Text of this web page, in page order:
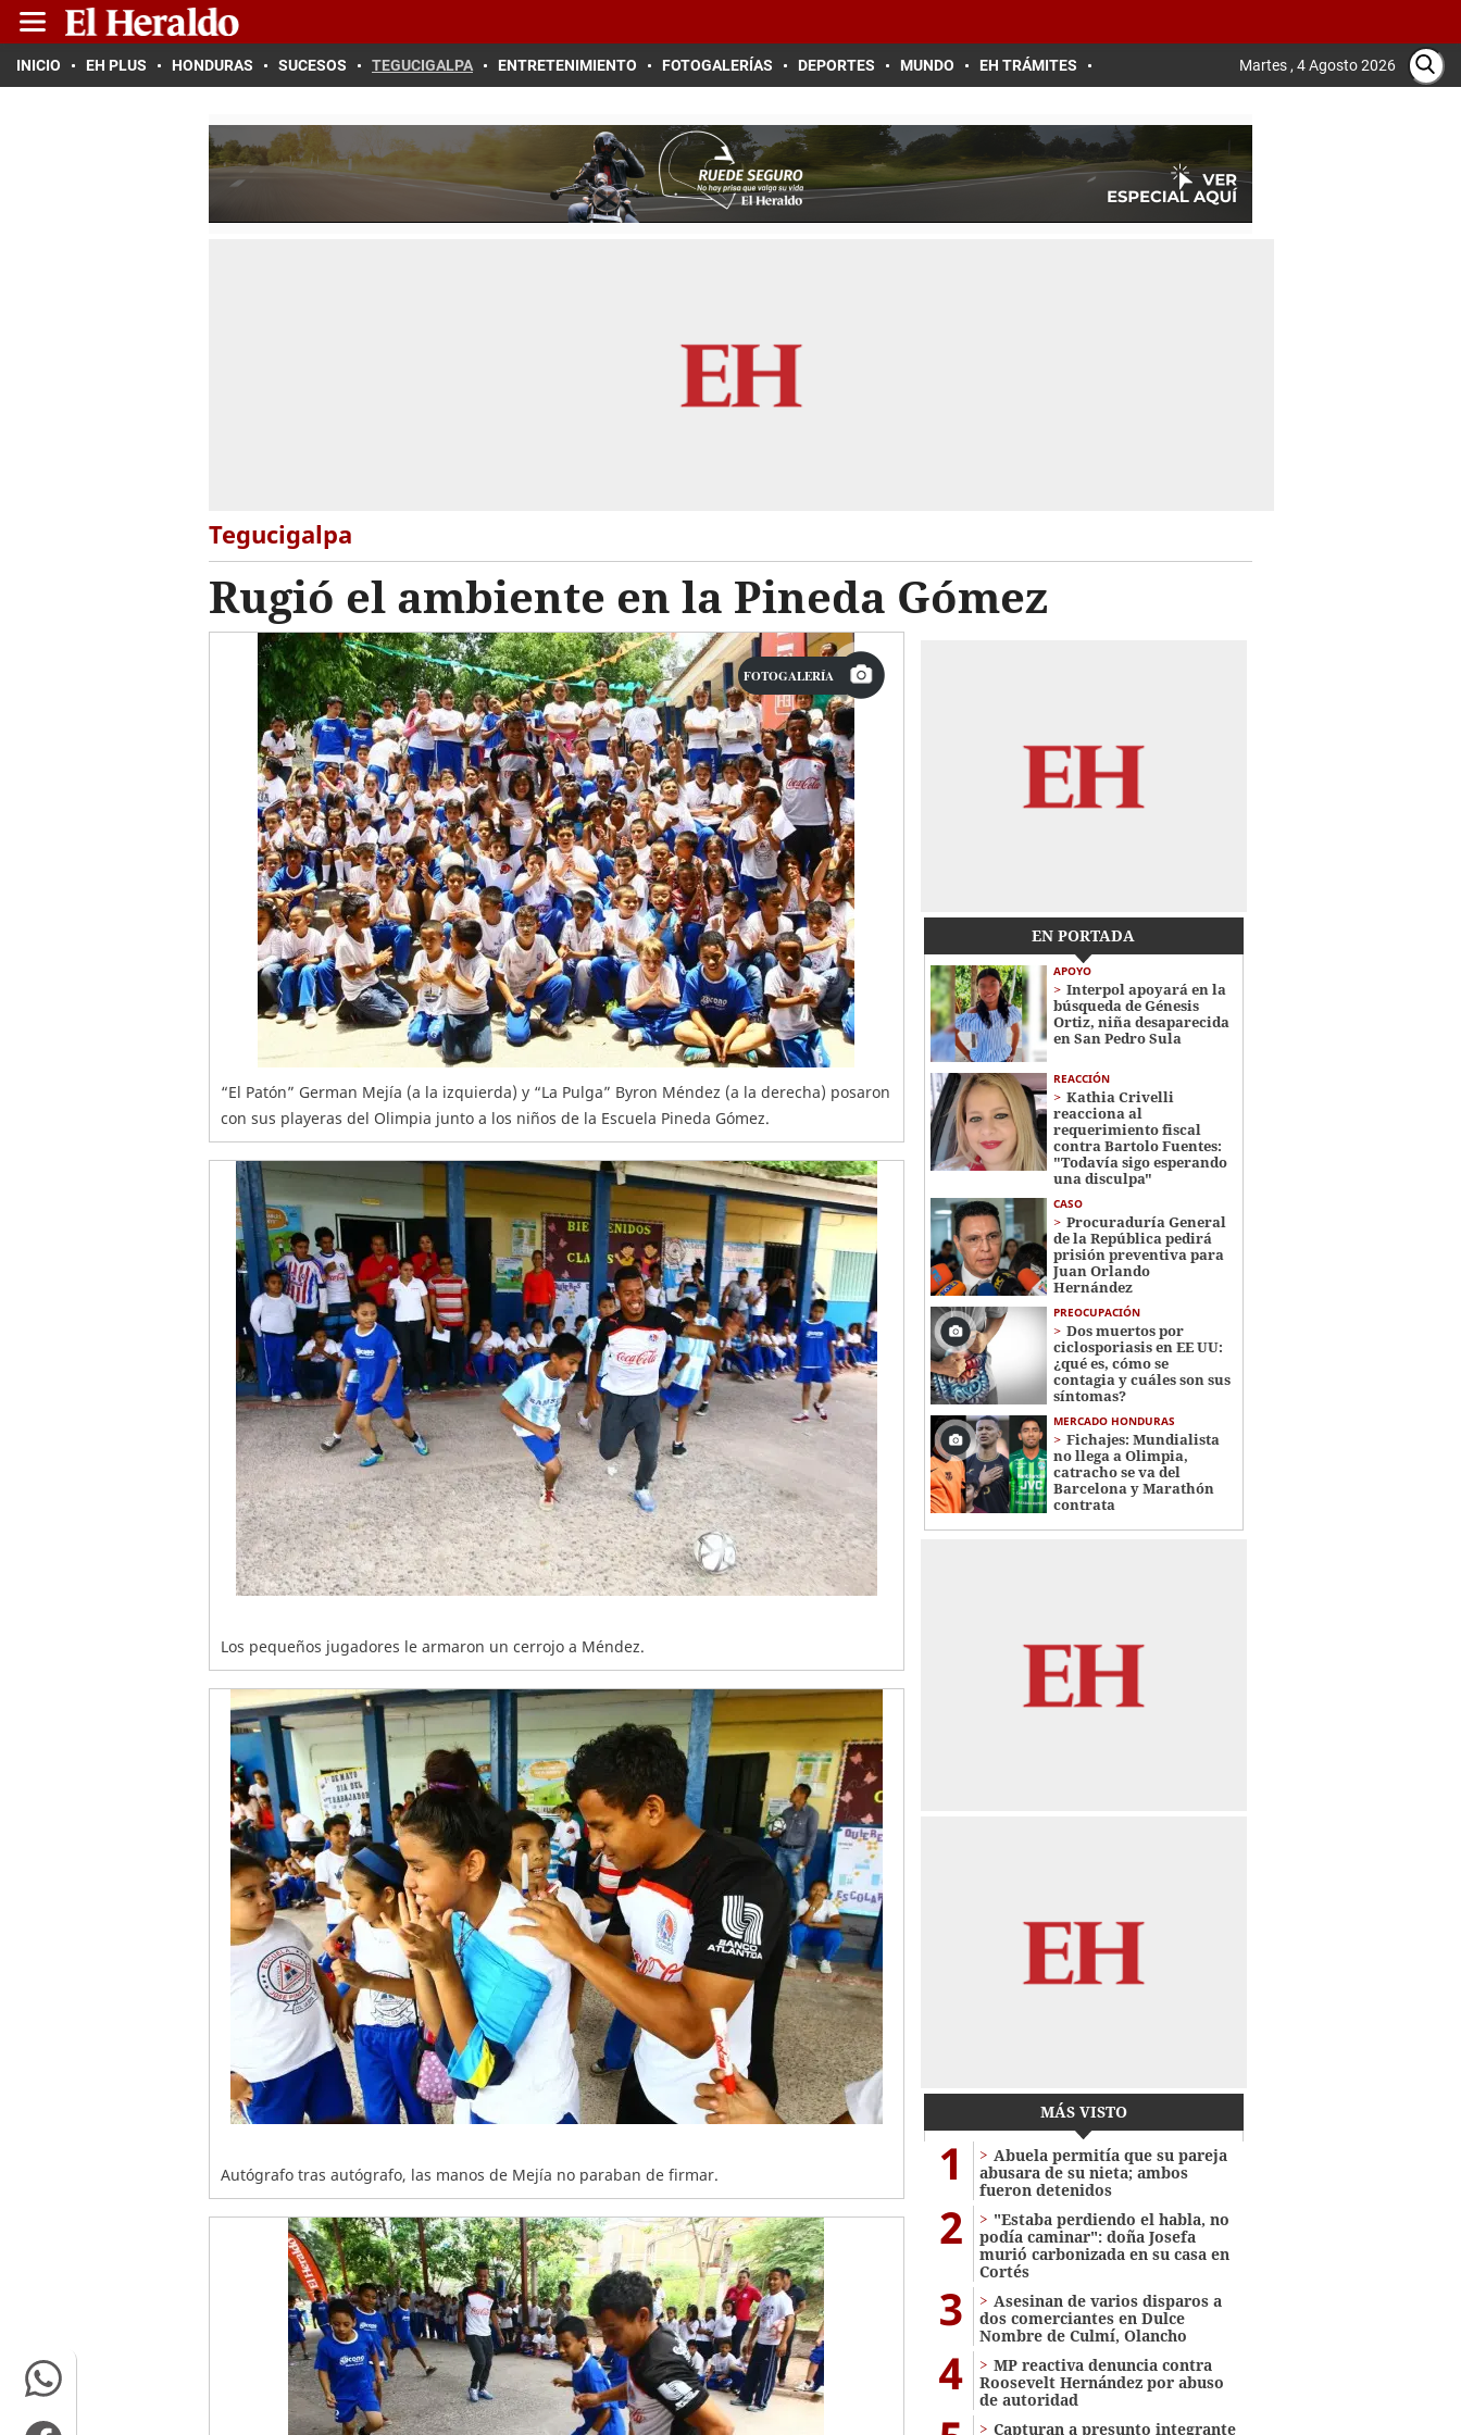
INICIO EH PLUS HONDURAS SUCESOS TEGUCIGALPA ENTRETENIMIENTO FOTOGALERÍAS DEPORTES MUNDO EH TRÁMITES Martes , 4 Agosto 2026
Tegucigalpa
Rugió el ambiente en la Pineda Gómez
FOTOGALERÍA
“El Patón” German Mejía (a la izquierda) y “La Pulga” Byron Méndez (a la derecha) posaron
con sus playeras del Olimpia junto a los niños de la Escuela Pineda Gómez.
Los pequeños jugadores le armaron un cerrojo a Méndez.
Autógrafo tras autógrafo, las manos de Mejía no paraban de firmar.
EN PORTADA
APOYO
Interpol apoyará en la
búsqueda de Génesis
Ortiz, niña desaparecida
en San Pedro Sula
REACCIÓN
Kathia Crivelli
reacciona al
requerimiento fiscal
contra Bartolo Fuentes:
"Todavía sigo esperando
una disculpa"
CASO
Procuraduría General
de la República pedirá
prisión preventiva para
Juan Orlando
Hernández
PREOCUPACIÓN
Dos muertos por
ciclosporiasis en EE UU:
¿qué es, cómo se
contagia y cuáles son sus
síntomas?
MERCADO HONDURAS
Fichajes: Mundialista
no llega a Olimpia,
catracho se va del
Barcelona y Marathón
contrata
MÁS VISTO
1
Abuela permitía que su pareja
abusara de su nieta; ambos
fueron detenidos
2
"Estaba perdiendo el habla, no
podía caminar": doña Josefa
murió carbonizada en su casa en
Cortés
3
Asesinan de varios disparos a
dos comerciantes en Dulce
Nombre de Culmí, Olancho
4
MP reactiva denuncia contra
Roosevelt Hernández por abuso
de autoridad
Capturan a presunto integrante